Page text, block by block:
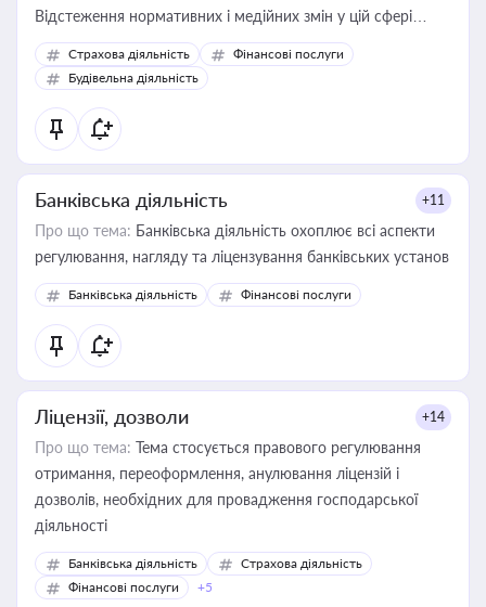
Відстеження нормативних і медійних змін у цій сфері
корисне для власника бізнесу, керівника, юриста або
бухгалтера під час оподаткування, приватизації, оренди
державного майна, корпоративних угод і перевірки
статусу суб'єктів оціночної діяльності
Страхова діяльність
Фінансові послуги
Будівельна діяльність
Банківська діяльність +11
Про що тема: Банківська діяльність охоплює всі аспекти
регулювання, нагляду та ліцензування банківських установ
Банківська діяльність Фінансові послуги
Ліцензії, дозволи +14
Про що тема: Тема стосується правового регулювання
отримання, переоформлення, анулювання ліцензій і
дозволів, необхідних для провадження господарської
діяльності
Банківська діяльність
Страхова діяльність
Фінансові послуги
+5